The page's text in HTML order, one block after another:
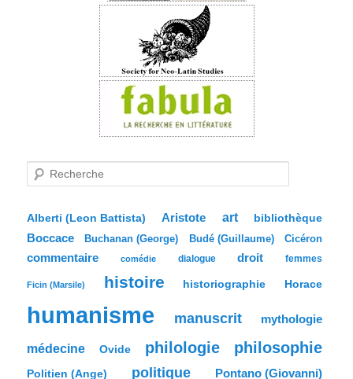
c
e
r
c
e
Alberti (Leon Battista) Aristote art bibliothèque
Boccace Buchanan (George) Budé (Guillaume) Cicéron
commentaire comédie dialogue droit femmes
Ficin (Marsile) histoire historiographie Horace
humanisme manuscrit mythologie
médecine Ovide philologie philosophie
Politien (Ange) politique Pontano (Giovanni)